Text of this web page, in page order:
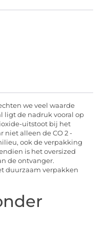
we veel waarde
ligt de nadruk vooral op
uitstoot bij het
niet alleen de CO 2 -
ook de verpakking
is het oversized
de ontvanger.
duurzaam verpakken